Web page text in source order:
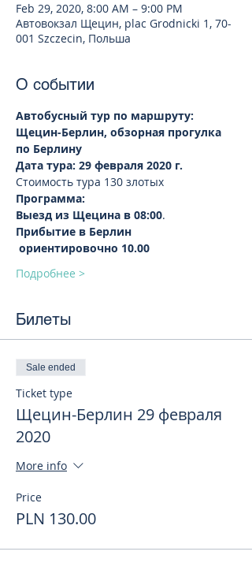
Feb 29, 2020, 8:00 AM – 9:00 PM
Автовокзал Щецин, plac Grodnicki 1, 70-
001 Szczecin, Польша
О событии
Автобусный тур по маршруту:
Щецин-Берлин, обзорная прогулка
по Берлину
Дата тура: 29 февраля 2020 г.
Стоимость тура 130 злотых
Программа:
Выезд из Щецина в 08:00.
Прибытие в Берлин
ориентировочно 10.00
Подробнее >
Билеты
Sale ended
Ticket type
Щецин-Берлин 29 февраля
2020
More info
Price
PLN 130.00